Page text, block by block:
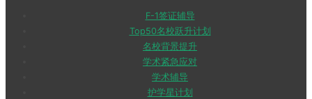
F-1签证辅导
Top50名校跃升计划
名校背景提升
学术紧急应对
学术辅导
护学星计划